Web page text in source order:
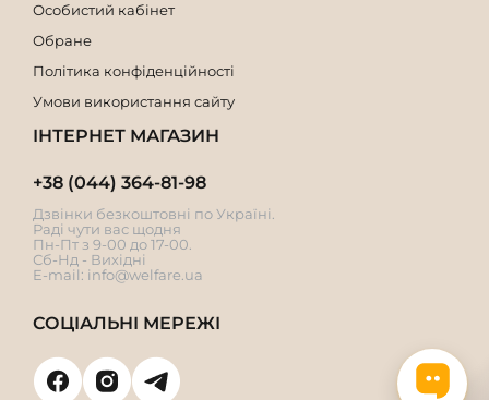
Особистий кабінет
Обране
Політика конфіденційності
Умови використання сайту
ІНТЕРНЕТ МАГАЗИН
+38 (044) 364-81-98
Дзвінки безкоштовні по Україні.
Раді чути вас щодня
Пн-Пт з 9-00 до 17-00.
Сб-Нд - Вихідні
E-mail: info@welfare.ua
СОЦІАЛЬНІ МЕРЕЖІ